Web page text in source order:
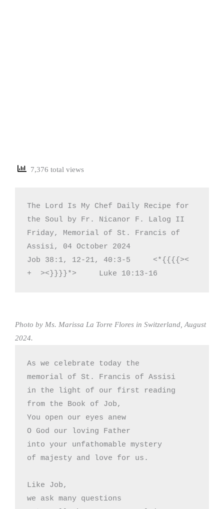
7,376 total views
The Lord Is My Chef Daily Recipe for
the Soul by Fr. Nicanor F. Lalog II
Friday, Memorial of St. Francis of
Assisi, 04 October 2024
Job 38:1, 12-21, 40:3-5     <*{{{{><
+  ><}}}}*>     Luke 10:13-16
Photo by Ms. Marissa La Torre Flores in Switzerland, August
2024.
As we celebrate today the
memorial of St. Francis of Assisi
in the light of our first reading
from the Book of Job,
You open our eyes anew
O God our loving Father
into your unfathomable mystery
of majesty and love for us.
Like Job,
we ask many questions